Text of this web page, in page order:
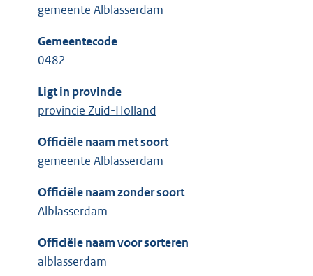
gemeente Alblasserdam
Gemeentecode
0482
Ligt in provincie
provincie Zuid-Holland
Officiële naam met soort
gemeente Alblasserdam
Officiële naam zonder soort
Alblasserdam
Officiële naam voor sorteren
alblasserdam